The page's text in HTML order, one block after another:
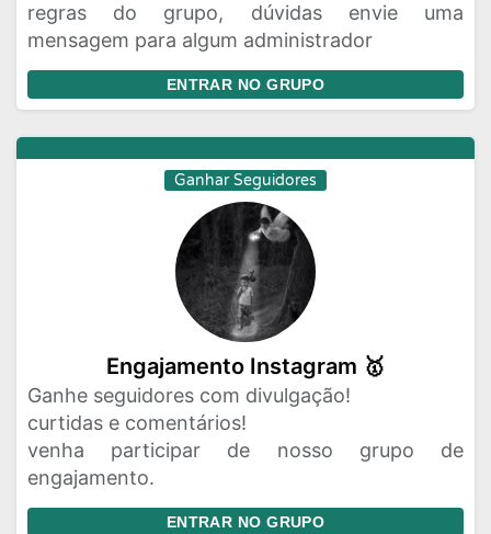
regras do grupo, dúvidas envie uma
mensagem para algum administrador
ENTRAR NO GRUPO
Ganhar Seguidores
Engajamento Instagram 🥇
Ganhe seguidores com divulgação!
curtidas e comentários!
venha participar de nosso grupo de
engajamento.
ENTRAR NO GRUPO